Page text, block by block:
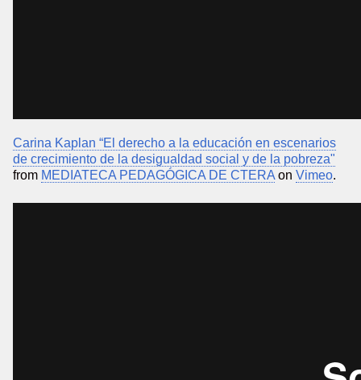
Carina Kaplan “El derecho a la educación en escenarios
de crecimiento de la desigualdad social y de la pobreza"
from MEDIATECA PEDAGÓGICA DE CTERA on Vimeo.